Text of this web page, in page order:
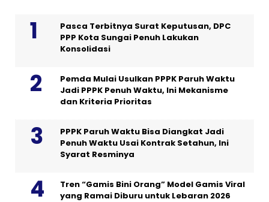
Pasca Terbitnya Surat Keputusan, DPC
PPP Kota Sungai Penuh Lakukan
Konsolidasi
Pemda Mulai Usulkan PPPK Paruh Waktu
Jadi PPPK Penuh Waktu, Ini Mekanisme
dan Kriteria Prioritas
PPPK Paruh Waktu Bisa Diangkat Jadi
Penuh Waktu Usai Kontrak Setahun, Ini
Syarat Resminya
Tren “Gamis Bini Orang” Model Gamis Viral
yang Ramai Diburu untuk Lebaran 2026